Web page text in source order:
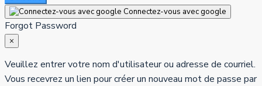
Connectez-vous avec google
Forgot Password
×
Veuillez entrer votre nom d'utilisateur ou adresse de courriel.
Vous recevrez un lien pour créer un nouveau mot de passe par